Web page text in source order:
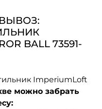
BALL 73591-
ImperiumLoft
можно забрать